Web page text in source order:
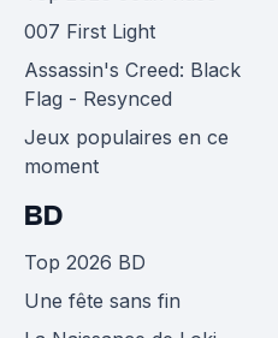
007 First Light
Assassin's Creed: Black
Flag - Resynced
Jeux populaires en ce
moment
BD
Top 2026 BD
Une fête sans fin